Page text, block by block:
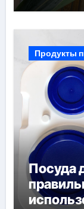
Продукты
Посуда